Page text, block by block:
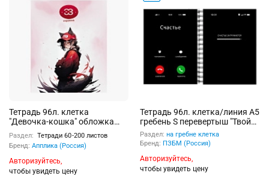
Тетрадь 96л. клетка
"Девочка-кошка" обложка
мелованный картон
Раздел: Тетради 60-200 листов
Бренд: Апплика (Россия)
Авторизуйтесь,
чтобы увидеть цену
Тетрадь 96л. клетка/линия А5
гребень S перевертыш "Твой
месседж" Премиум
4+0+Ламинация матовая
Раздел: на гребне клетка
Бренд: ПЗБМ (Россия)
Авторизуйтесь,
чтобы увидеть цену